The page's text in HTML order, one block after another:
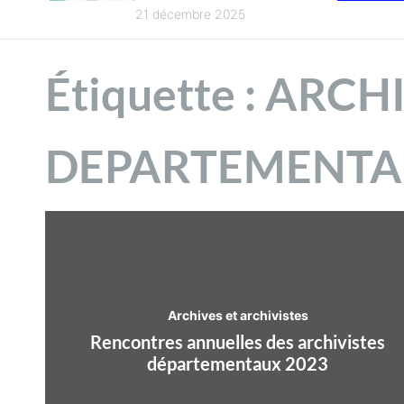
t
intercommunalité
pour la culture en
21 décembre 2025
Étiquette :
Archives et archivistes
Rencontres annuelles des archivistes
départementaux 2023